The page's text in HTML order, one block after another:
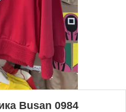
Busan 0984